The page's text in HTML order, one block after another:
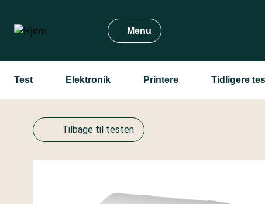
hovedindhold
Menu
Test Elektronik Printere Tidligere
Tilbage til testen